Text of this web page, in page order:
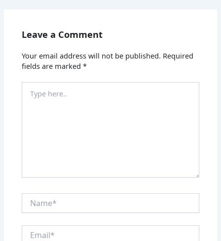
Leave a Comment
Your email address will not be published. Required
fields are marked*
here..